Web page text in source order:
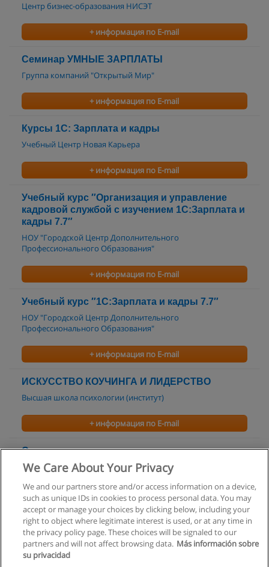
Центр бизнес-образования НИСЭТ
+ информация по E-mail
Семинар УМНЫЕ ЗАРПЛАТЫ
Группа компаний "Открытый Мир"
+ информация по E-mail
Курсы 1С: Зарплата и кадры
Учебный Центр Новая Карьера
+ информация по E-mail
Учебный курс ″Организация и управление
кадровой службой с изучением 1С:Зарплата и
кадры 7.7″
НОУ "Городской Центр Дополнительного
Профессионального Образования"
+ информация по E-mail
Учебный курс ″1С:Зарплата и кадры 7.7″
НОУ "Городской Центр Дополнительного
Профессионального Образования"
+ информация по E-mail
ИСКУССТВО КОУЧИНГА И ЛИДЕРСТВО
Высшая школа психологии (институт)
+ информация по E-mail
Специалист по кадрам
Гуманитарно-экономический и информационно-
+ информация по E-mail
We Care About Your Privacy
We and our partners store and/or access information on a device,
such as unique IDs in cookies to process personal data. You may
accept or manage your choices by clicking below, including your
right to object where legitimate interest is used, or at any time in
the privacy policy page. These choices will be signaled to our
partners and will not affect browsing data. Más información sobre
su privacidad